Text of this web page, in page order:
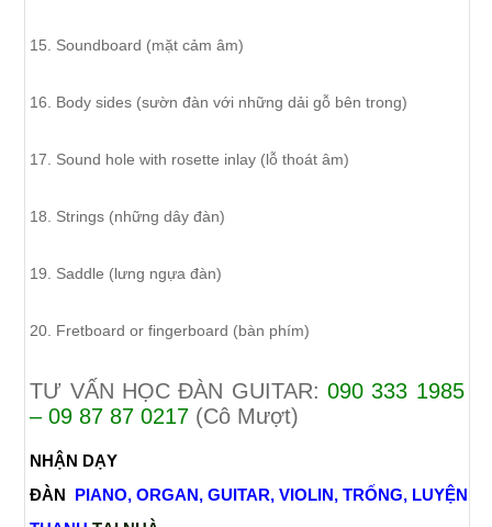
15. Soundboard (mặt cảm âm)
16. Body sides (sườn đàn với những dải gỗ bên trong)
17. Sound hole with rosette inlay (lỗ thoát âm)
18. Strings (những dây đàn)
19. Saddle (lưng ngựa đàn)
20. Fretboard or fingerboard (bàn phím)
TƯ VẤN HỌC ĐÀN GUITAR: 090 333 1985
– 09 87 87 0217 (Cô Mượt)
NHẬN DẠY
ĐÀN PIANO,ORGAN,GUITAR,VIOLIN,TRỐNG, LUYỆN